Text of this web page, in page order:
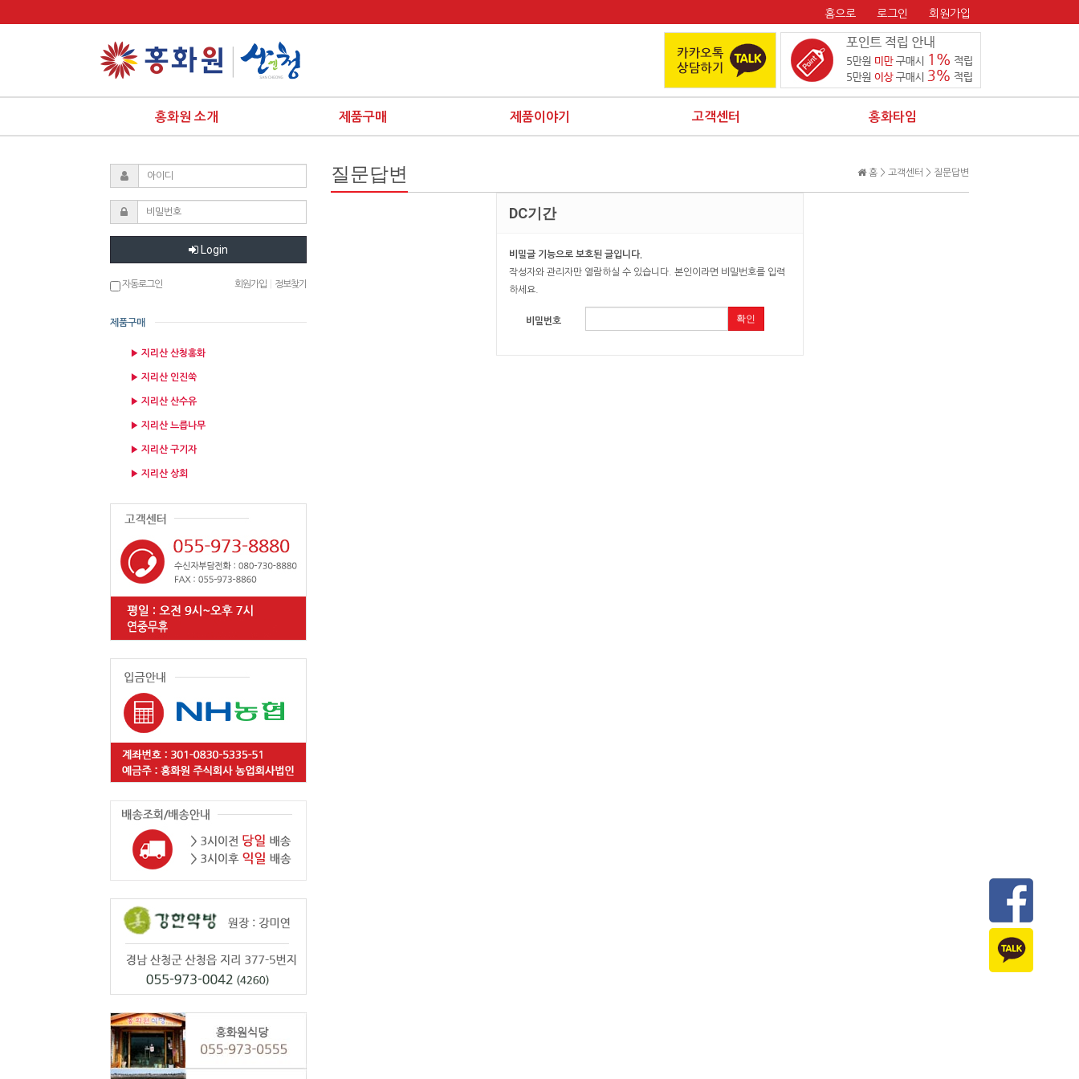
회원가입
로그인
홈으로
홍화원 소개 제품구매 제품이야기 고객센터 홍화타임
홈 > 고객센터 > 질문답변
질문답변
DC기간
비밀글 기능으로 보호된 글입니다.
작성자와 관리자만 열람하실 수 있습니다. 본인이라면 비밀번호를 입력
하세요.
비밀번호 확인
Login
자동로그인 회원가입 정보찾기
제품구매
▶ 지리산 산청홍화
▶ 지리산 인진쑥
▶ 지리산 산수유
▶ 지리산 느릅나무
▶ 지리산 구기자
▶ 지리산 상회